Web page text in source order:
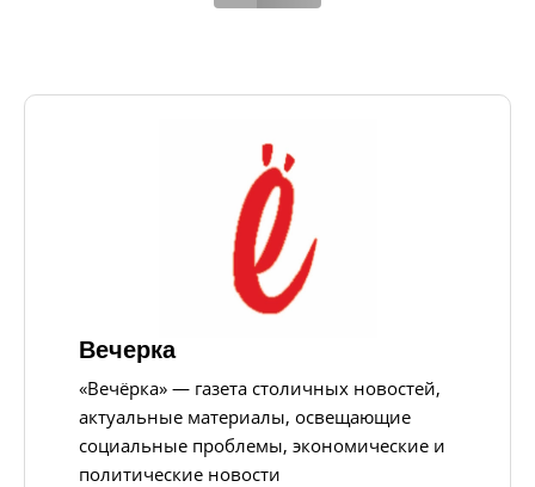
Вечерка
«Вечёрка» — газета столичных новостей,
актуальные материалы, освещающие
социальные проблемы, экономические и
политические новости